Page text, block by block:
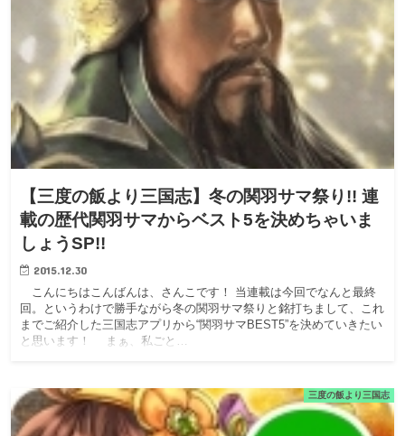
【三度の飯より三国志】冬の関羽サマ祭り!! 連
載の歴代関羽サマからベスト5を決めちゃいま
しょうSP!!
2015.12.30
こんにちはこんばんは、さんこです！ 当連載は今回でなんと最終
回。というわけで勝手ながら冬の関羽サマ祭りと銘打ちまして、これ
までご紹介した三国志アプリから“関羽サマBEST5”を決めていきたい
と思います！ まぁ、私ごと…
三度の飯より三国志